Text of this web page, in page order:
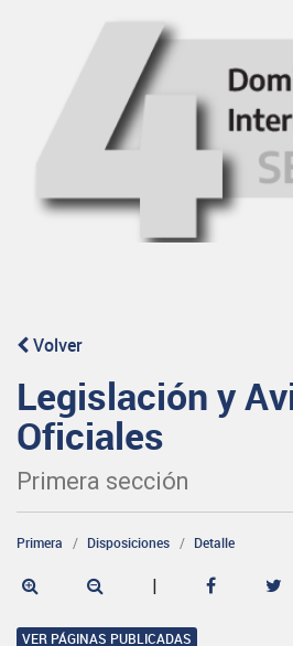
Volver
Legislación y
Oficiales
Primera sección
Primera Disposiciones Detalle
|
VER PÁGINAS PUBLICADAS